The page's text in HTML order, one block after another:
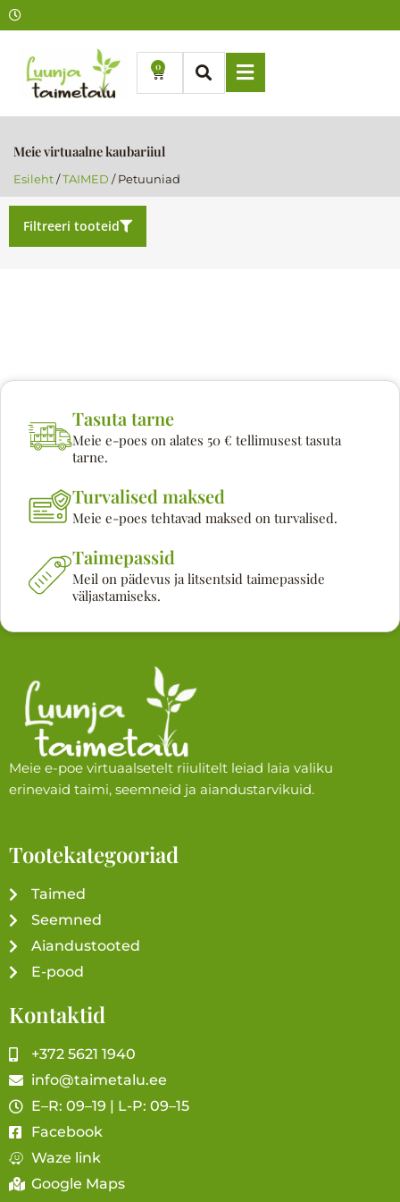
Skip
to
content
0
Cart
Meie virtuaalne kaubariiul
Esileht/TAIMED / Petuuniad
Filtreeri tooteid
Tasuta tarne
Meie e-poes on alates 50 € tellimusest tasuta
tarne.
Turvalised maksed
Meie e-poes tehtavad maksed on turvalised.
Taimepassid
Meil on pädevus ja litsentsid taimepasside
väljastamiseks.
Meie e-poe virtuaalsetelt riiulitelt leiad laia valiku
erinevaid taimi, seemneid ja aiandustarvikuid.
Tootekategooriad
Taimed
Seemned
Aiandustooted
E-pood
Kontaktid
+372 5621 1940
info@taimetalu.ee
E–R: 09–19 | L-P: 09–15
Facebook
Waze link
Google Maps